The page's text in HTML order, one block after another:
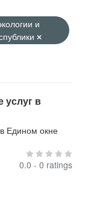
и
в
Едином окне
0.0 - 0 ratings